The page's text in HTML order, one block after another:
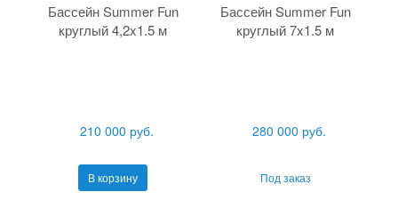
Бассейн Summer Fun
круглый 4,2x1.5 м
210 000 руб.
В корзину
Бассейн Summer Fun
круглый 7x1.5 м
280 000 руб.
Под заказ